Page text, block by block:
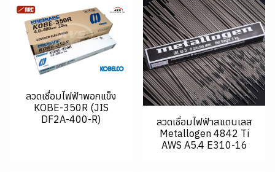
ลวดเชื่อมไฟฟ้าพอกแข็ง
KOBE-350R (JIS
DF2A-400-R)
ลวดเชื่อมไฟฟ้าสแตนเลส
Metallogen 4842 Ti
AWS A5.4 E310-16